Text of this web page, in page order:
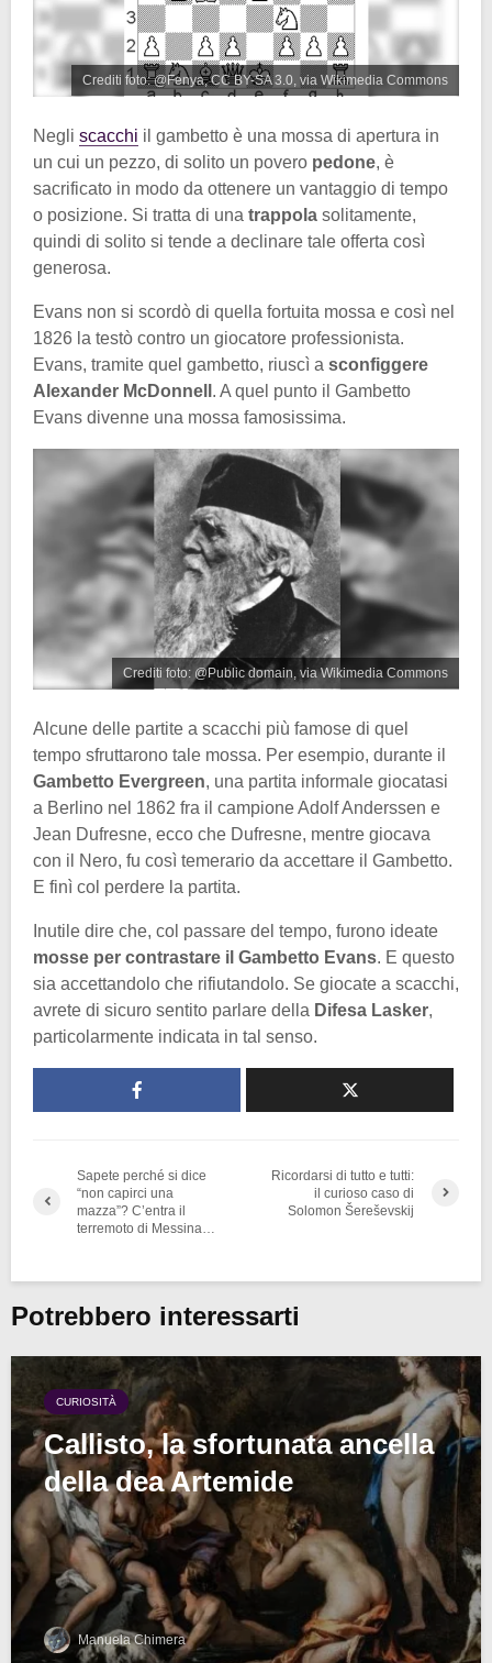
Crediti foto: @Fenya, CC BY-SA 3.0, via Wikimedia Commons
Negli scacchi il gambetto è una mossa di apertura in
un cui un pezzo, di solito un povero pedone, è
sacrificato in modo da ottenere un vantaggio di tempo
o posizione. Si tratta di una trappola solitamente,
quindi di solito si tende a declinare tale offerta così
generosa.
Evans non si scordò di quella fortuita mossa e così nel
1826 la testò contro un giocatore professionista.
Evans, tramite quel gambetto, riuscì a sconfiggere
Alexander McDonnell . A quel punto il Gambetto
Evans divenne una mossa famosissima.
Crediti foto: @Public domain, via Wikimedia Commons
Alcune delle partite a scacchi più famose di quel
tempo sfruttarono tale mossa. Per esempio, durante il
Gambetto Evergreen, una partita informale giocatasi
a Berlino nel 1862 fra il campione Adolf Anderssen e
Jean Dufresne, ecco che Dufresne, mentre giocava
con il Nero, fu così temerario da accettare il Gambetto.
E finì col perdere la partita.
Inutile dire che, col passare del tempo, furono ideate
mosse per contrastare il Gambetto Evans. E questo
sia accettandolo che rifiutandolo. Se giocate a scacchi,
avrete di sicuro sentito parlare della Difesa Lasker,
particolarmente indicata in tal senso.
Sapete perché si dice
“non capirci una
mazza”? C’entra il
terremoto di Messina…
Ricordarsi di tutto e tutti:
il curioso caso di
Solomon Šereševskij
Potrebbero interessarti
CURIOSITÀ
Callisto, la sfortunata ancella
della dea Artemide
Manuela Chimera